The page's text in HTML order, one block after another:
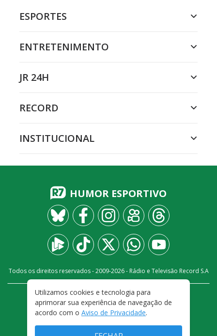
ESPORTES
ENTRETENIMENTO
JR 24H
RECORD
INSTITUCIONAL
HUMOR ESPORTIVO
Todos os direitos reservados - 2009-2026- Rádio e Televisão Record S.A
FALE CONOSCO
PRIVACIDADE
TERMOS E CONDIÇÕES DE USO
Utilizamos cookies e tecnologia para
aprimorar sua experiência de navegação de
acordo com o Aviso de Privacidade.